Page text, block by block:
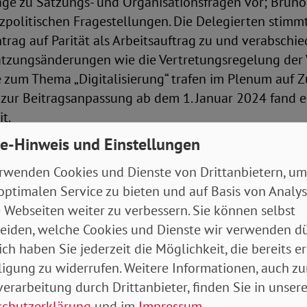
Fragestellungen. Die Delegierten
auf Parität als Arbeitsauftrag zu und
wie die Vertretungsregelung der
Thema „Digitalisierung“ trafen im Plenum auf
Beitragsanpassung ab dem 1. Januar 2024 fand
Verselbstständigung des Landesverbandes
und 11 mit Nein. Verantwortung und Haftung
Landesverband, das Weisungsrecht wird zum
Der Landesvorsitzende Klaus Wicher dankte
Gremien und betonte den Wunsch nach
des Landesverbandes im SoVD.
Forderungen ins Programm
Hinweis und Einstellungen
Cookies und Dienste von Drittanbietern,
Service zu bieten und auf Basis von
Webseiten weiter zu verbessern. Sie können selbst
welche Cookies und Dienste wir verwenden
haben Sie jederzeit die Möglichkeit, die bereits
zu widerrufen. Weitere Informationen, auch
durch Drittanbieter, finden Sie in